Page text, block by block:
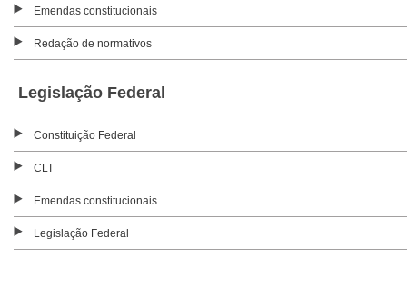
Emendas constitucionais
Redação de normativos
Legislação Federal
Constituição Federal
CLT
Emendas constitucionais
Legislação Federal